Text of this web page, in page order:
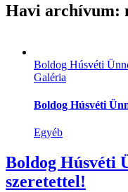
Havi archívum:
Boldog Húsvéti
Galéria
Boldog Húsvéti
Egyéb
Boldog Húsvéti
szeretettel!